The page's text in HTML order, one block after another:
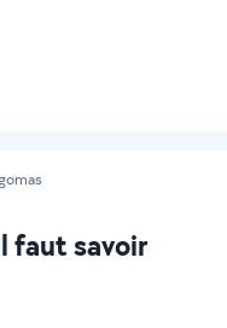
faut savoir